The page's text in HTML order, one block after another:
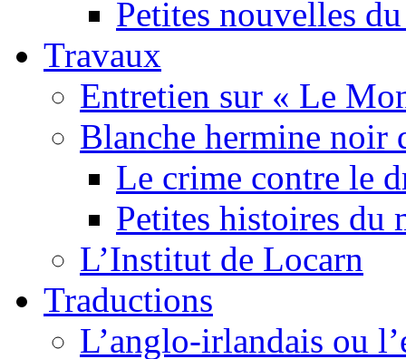
Petites nouvelles
Travaux
Entretien sur « Le
Blanche hermine noir
Le crime contre le
Petites histoires du
L’Institut de Locarn
Traductions
L’anglo-irlandais ou